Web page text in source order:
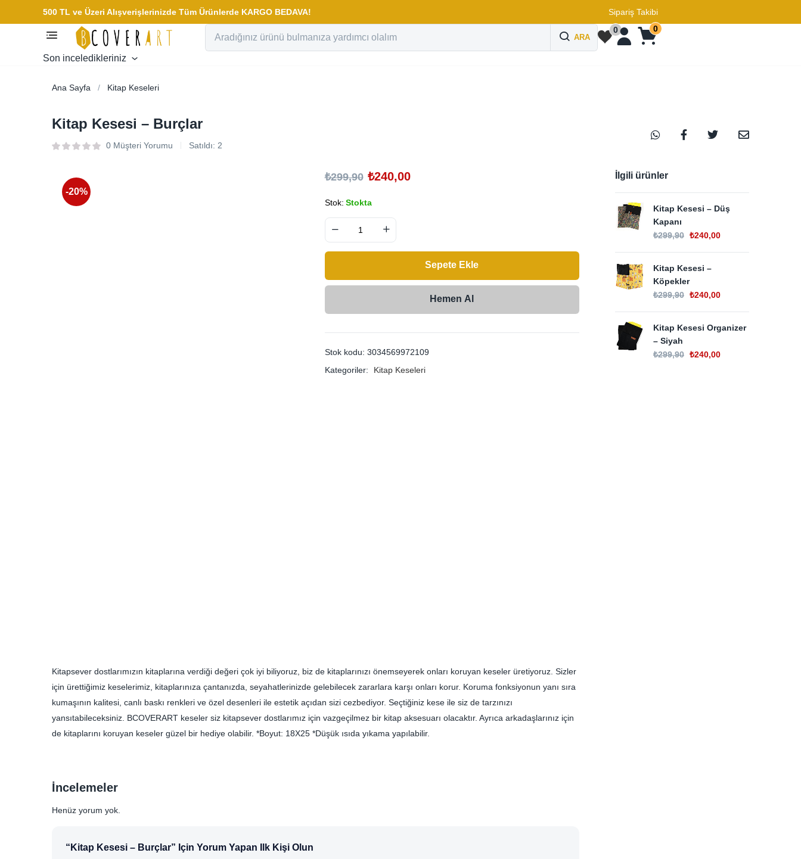
500 TL ve Üzeri Alışverişlerinizde Tüm Ürünlerde KARGO BEDAVA! Sipariş Takibi
ARA
0 0
Son inceledikleriniz
Ana Sayfa Kitap Keseleri
Kitap Kesesi – Burçlar
0 Müşteri Yorumu Satıldı: 2
-20%
₺299,90 ₺240,00
Stok: Stokta
Sepete Ekle
Hemen Al
Stok kodu: 3034569972109
Kategoriler:
Kitap Keseleri
Kitapsever dostlarımızın kitaplarına verdiği değeri çok iyi biliyoruz, biz de kitaplarınızı önemseyerek onları koruyan keseler üretiyoruz. Sizler
için ürettiğimiz keselerimiz, kitaplarınıza çantanızda, seyahatlerinizde gelebilecek zararlara karşı onları korur. Koruma fonksiyonun yanı sıra
kumaşının kalitesi, canlı baskı renkleri ve özel desenleri ile estetik açıdan sizi cezbediyor. Seçtiğiniz kese ile siz de tarzınızı
yansıtabileceksiniz. BCOVERART keseler siz kitapsever dostlarımız için vazgeçilmez bir kitap aksesuarı olacaktır. Ayrıca arkadaşlarınız için
de kitaplarını koruyan keseler güzel bir hediye olabilir. *Boyut: 18X25 *Düşük ısıda yıkama yapılabilir.
İncelemeler
Henüz yorum yok.
“Kitap Kesesi – Burçlar” Için Yorum Yapan Ilk Kişi Olun
İlgili ürünler
Kitap Kesesi – Düş
Kapanı
₺299,90 ₺240,00
Kitap Kesesi –
Köpekler
₺299,90 ₺240,00
Kitap Kesesi Organizer
– Siyah
₺299,90 ₺240,00